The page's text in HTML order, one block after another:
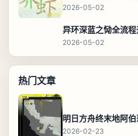
2026-05-02
异环深蓝之恸全流
2026-05-02
热门文章
2026-02-23